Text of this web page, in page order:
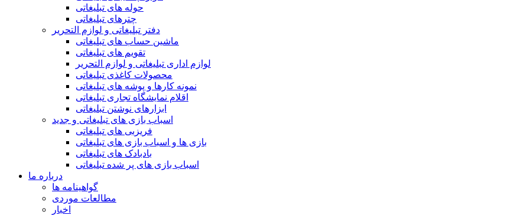
حوله های تبلیغاتی
چترهای تبلیغاتی
دفتر تبلیغاتی و لوازم التحریر
ماشین حساب های تبلیغاتی
تقویم های تبلیغاتی
لوازم اداری تبلیغاتی و لوازم التحریر
محصولات کاغذی تبلیغاتی
نمونه کارها و پوشه های تبلیغاتی
اقلام نمایشگاه تجاری تبلیغاتی
ابزارهای نوشتن تبلیغاتی
اسباب بازی های تبلیغاتی و جدید
فریزبی های تبلیغاتی
بازی ها و اسباب بازی های تبلیغاتی
بادبادک های تبلیغاتی
اسباب بازی های پر شده تبلیغاتی
درباره ما
گواهینامه ها
مطالعات موردی
اخبار